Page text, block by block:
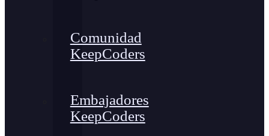
Comunidad
KeepCoders
Embajadores
KeepCoders